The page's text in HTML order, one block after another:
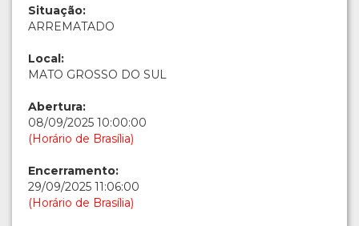
Situação:
ARREMATADO
Local:
MATO GROSSO DO SUL
Abertura:
08/09/2025 10:00:00
(Horário de Brasília)
Encerramento:
29/09/2025 11:06:00
(Horário de Brasília)